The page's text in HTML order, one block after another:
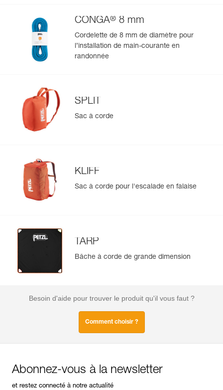
CONGA® 8 mm
Cordelette de 8 mm de diamètre pour
l’installation de main-courante en
randonnée
SPLIT
Sac à corde
KLIFF
Sac à corde pour l'escalade en falaise
TARP
Bâche à corde de grande dimension
Besoin d'aide pour trouver le produit qu'il vous faut ?
Comment choisir ?
Abonnez-vous à la newsletter
et restez connecté à notre actualité